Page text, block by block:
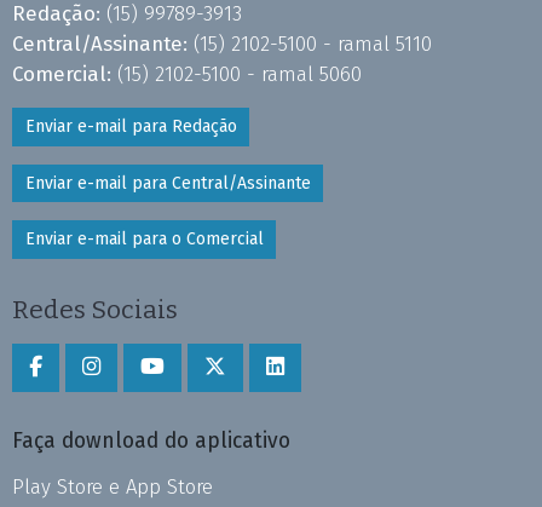
Redação: (15) 99789-3913
Central/Assinante: (15) 2102-5100 - ramal 5110
Comercial: (15) 2102-5100 - ramal 5060
Enviar e-mail para Redação
Enviar e-mail para Central/Assinante
Enviar e-mail para o Comercial
Redes Sociais
Faça download do aplicativo
Play Store e App Store